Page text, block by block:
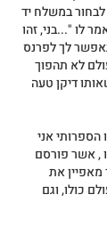
לבחור במשלח יד
לו "...בני, זהו
לך לפרנס
לא תהפוך
דיקן טעה
אני
, אשר פורסם
מאפיין את
כולו, וגם